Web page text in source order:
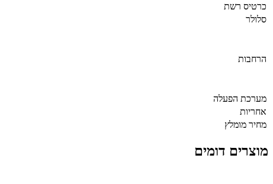
כרטיס רשת
סלולר
הרחבות
מערכת הפעלה
אחריות
מחיר מומלץ
מוצרים דומים